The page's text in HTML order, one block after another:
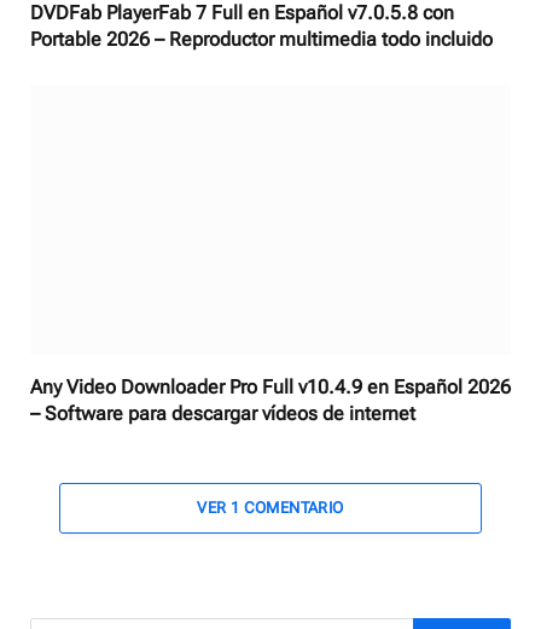
DVDFab PlayerFab 7 Full en Español v7.0.5.8 con
Portable 2026 – Reproductor multimedia todo incluido
Any Video Downloader Pro Full v10.4.9 en Español 2026
– Software para descargar vídeos de internet
VER 1 COMENTARIO